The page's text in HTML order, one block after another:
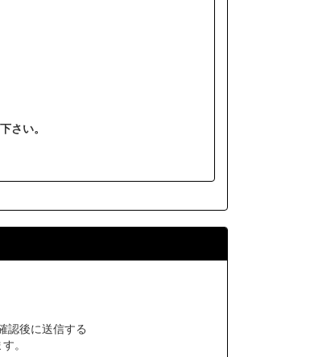
さい。
認後に送信する
。